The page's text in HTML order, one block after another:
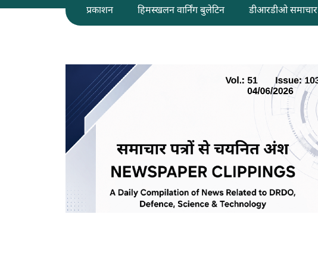
प्रकाशन हिमस्खलन वार्निंग बुलेटिन डीआरडीओ समाचार